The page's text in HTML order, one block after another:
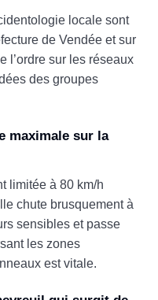
locale sont
de Vendée et sur
l’ordre sur les réseaux
des groupes
maximale sur la
limitée à 80 km/h
chute brusquement à
sensibles et passe
les zones
est vitale.